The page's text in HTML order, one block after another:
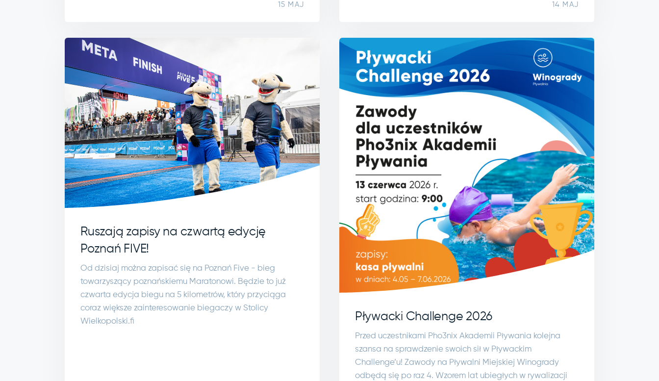
15 MAJ 14 MAJ
Ruszają zapisy na czwartą edycję
Poznań FIVE!
Od dzisiaj można zapisać się na Poznań Five - bieg
towarzyszący poznańskiemu Maratonowi. Będzie to już
czwarta edycja biegu na 5 kilometrów, który przyciąga
coraz większe zainteresowanie biegaczy w Stolicy
Wielkopolski.fi
Pływacki Challenge 2026
Przed uczestnikami Pho3nix Akademii Pływania kolejna
szansa na sprawdzenie swoich sił w Pływackim
Challenge’u! Zawody na Pływalni Miejskiej Winogrady
odbędą się po raz 4. Wzorem lat ubiegłych w rywalizacji